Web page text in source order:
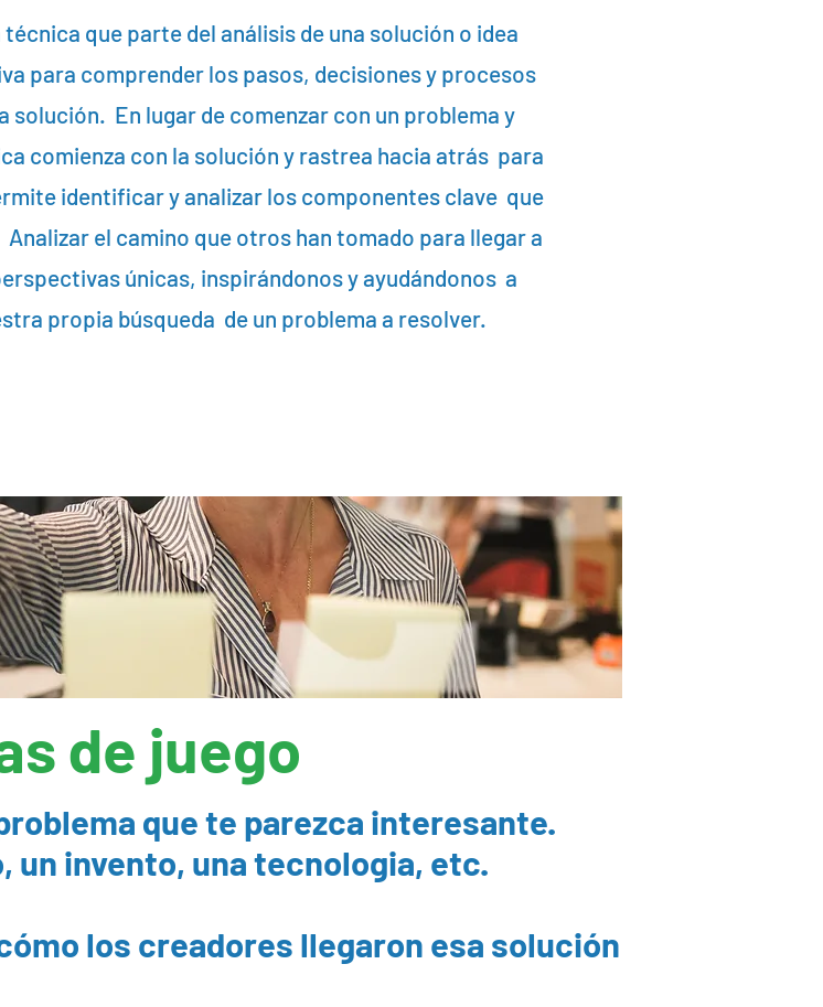
que parte del análisis de una solución o idea
para comprender los pasos, decisiones y procesos
solución. En lugar de comenzar con un problema y
comienza con la solución y rastrea hacia atrás para
identificar y analizar los componentes clave que
el camino que otros han tomado para llegar a
únicas, inspirándonos y ayudándonos a
propia búsqueda de un problema a resolver.
de juego
que te parezca interesante.
un invento, una tecnologia, etc.
los creadores llegaron esa solución